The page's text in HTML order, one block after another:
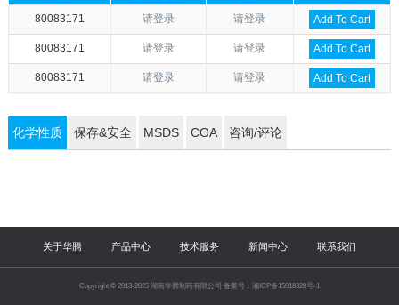
80083171 请登录 请登录 Add To Cart
80083171 请登录 请登录 Add To Cart
80083171 请登录 请登录 Add To Cart
化学性质 保存&安全 MSDS COA 咨询/评论
关于华腾 产品中心 技术服务 新闻中心 联系我们
Copyright © 2013-2025 湖南华腾制药有限公司 备案号：湘ICP备15018328号-1